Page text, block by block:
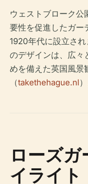
ウェストブローク
要性を促進したガー
1920年代に設立され
のデザインは、広々
めを備えた英国風景
（takethehague.nl）
ローズ
イライト